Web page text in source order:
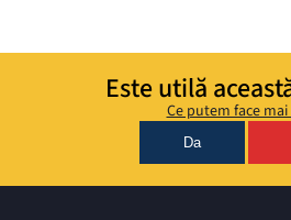
Este utilă
Ce putem face mai
Da